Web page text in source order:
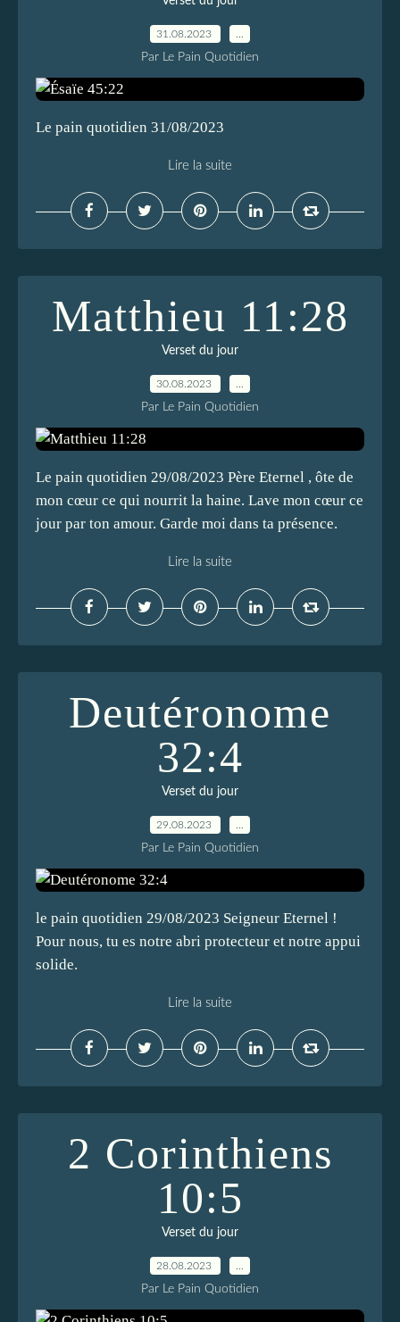
31.08.2023
Par Le Pain Quotidien
Le pain quotidien 31/08/2023
Lire la suite
Matthieu 11:28
Verset du jour
30.08.2023
Par Le Pain Quotidien
Le pain quotidien 29/08/2023 Père Eternel , ôte de
mon cœur ce qui nourrit la haine. Lave mon cœur ce
jour par ton amour. Garde moi dans ta présence.
Lire la suite
Deutéronome
32:4
Verset du jour
29.08.2023
Par Le Pain Quotidien
le pain quotidien 29/08/2023 Seigneur Eternel !
Pour nous, tu es notre abri protecteur et notre appui
solide.
Lire la suite
2 Corinthiens
10:5
Verset du jour
28.08.2023
Par Le Pain Quotidien